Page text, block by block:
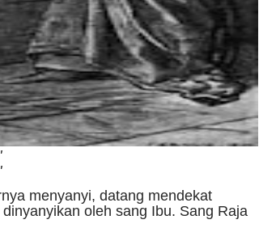
menyanyi, datang mendekat
oleh sang Ibu. Sang Raja